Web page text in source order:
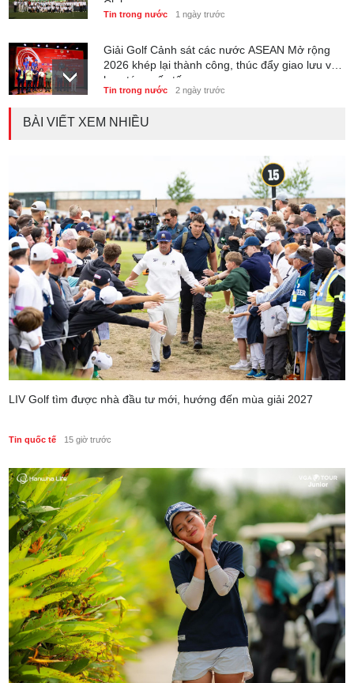
Club
Tin trong nước 1 ngày trước
Giải Golf Cảnh sát các nước ASEAN Mở rộng
2026 khép lại thành công, thúc đẩy giao lưu và
hợp tác quốc tế
Tin trong nước 2 ngày trước
6 tháng đầu năm 2026 - Nam A Bank củng cố
BÀI VIẾT XEM NHIỀU
LIV Golf tìm được nhà đầu tư mới, hướng đến mùa giải 2027
Tin quốc tế 15 giờ trước